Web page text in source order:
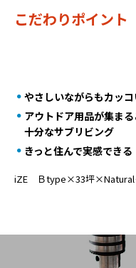
こだわりポイント
やさしいながらもカッ
アウトドア用品が集ま
十分なサブリビング
きっと住んで実感でき
iZE Ｂtype×33坪×Natural